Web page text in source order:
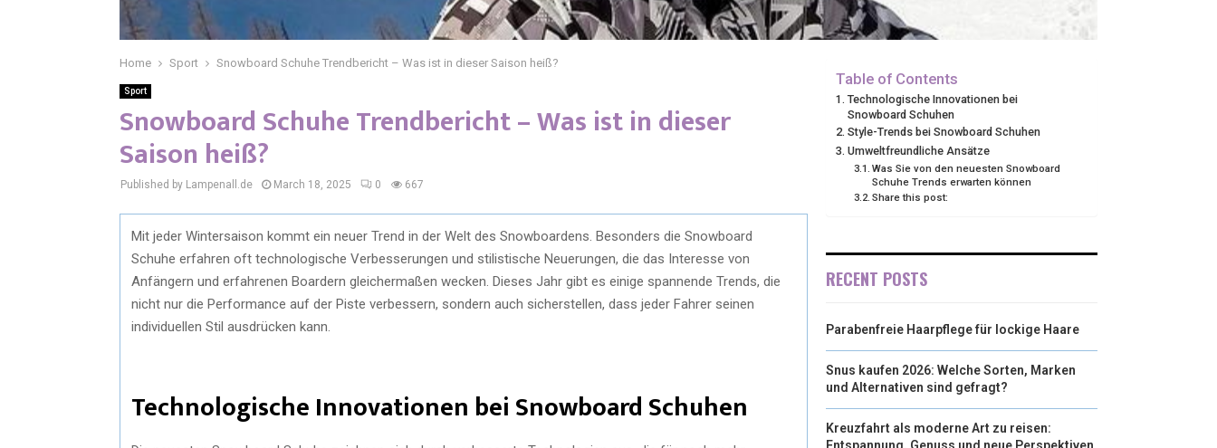
Home Sport Snowboard Schuhe Trendbericht – Was ist in dieser Saison heiß?
Sport
Snowboard Schuhe Trendbericht – Was ist in dieser
Saison heiß?
Published by Lampenall.de March 18, 2025 0 667
Mit jeder Wintersaison kommt ein neuer Trend in der Welt des Snowboardens. Besonders die Snowboard
Schuhe erfahren oft technologische Verbesserungen und stilistische Neuerungen, die das Interesse von
Anfängern und erfahrenen Boardern gleichermaßen wecken. Dieses Jahr gibt es einige spannende Trends, die
nicht nur die Performance auf der Piste verbessern, sondern auch sicherstellen, dass jeder Fahrer seinen
individuellen Stil ausdrücken kann.
Technologische Innovationen bei Snowboard Schuhen
Table of Contents
Technologische Innovationen bei
Snowboard Schuhen
Style-Trends bei Snowboard Schuhen
Umweltfreundliche Ansätze
Was Sie von den neuesten Snowboard
Schuhe Trends erwarten können
Share this post:
RECENT POSTS
Parabenfreie Haarpflege für lockige Haare
Snus kaufen 2026: Welche Sorten, Marken
und Alternativen sind gefragt?
Kreuzfahrt als moderne Art zu reisen: